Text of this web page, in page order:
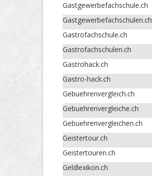
Gastgewerbefachschule.ch
Gastgewerbefachschulen.ch
Gastrofachschule.ch
Gastrofachschulen.ch
Gastrohack.ch
Gastro-hack.ch
Gebuehrenvergleich.ch
Gebuehrenvergleiche.ch
Gebuehrenvergleichen.ch
Geistertour.ch
Geistertouren.ch
Geldlexikon.ch